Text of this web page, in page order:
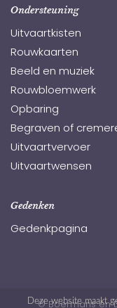
Deze website maakt
Ondersteuning
Uitvaartkisten
Rouwkaarten
Beeld en muziek
Rouwbloemwerk
Opbaring
Begraven of
Uitvaartvervoer
Uitvaartwensen
Gedenken
Gedenkpagina
© Boermans en